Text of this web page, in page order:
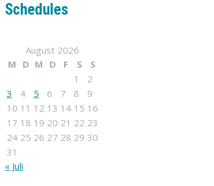
Schedules
August 2026
M D M D F S
S
1
2
3
4 5 6 7 8
9
10 11 12 13 14 15 16
17 18 19 20 21 22 23
24 25 26 27 28 29 30
31
« Juli